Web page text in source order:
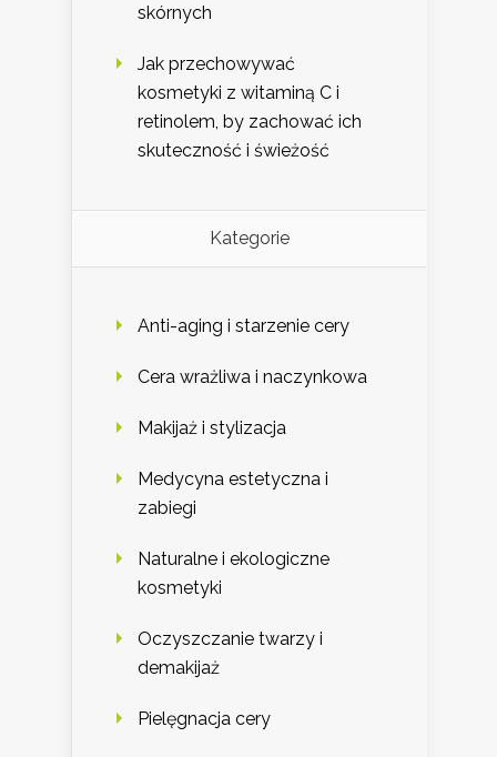
skórnych
Jak przechowywać
kosmetyki z witaminą C i
retinolem, by zachować ich
skuteczność i świeżość
Kategorie
Anti-aging i starzenie cery
Cera wrażliwa i naczynkowa
Makijaż i stylizacja
Medycyna estetyczna i
zabiegi
Naturalne i ekologiczne
kosmetyki
Oczyszczanie twarzy i
demakijaż
Pielęgnacja cery